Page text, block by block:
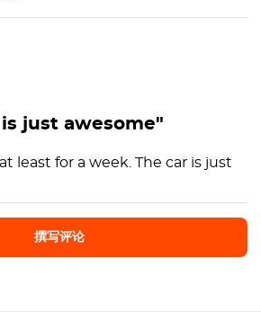
just awesome"
least for a week. The car is just
撰写评论